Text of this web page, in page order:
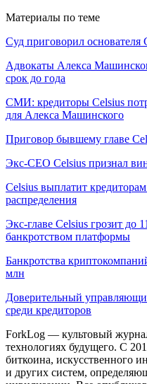
Материалы по теме
Суд приговорил
Адвокаты Алекса
срок до года
СМИ: кредиторы Celsius
для Алекса Машинского
Приговор бывшему главе
Экс-CEO Celsius признал
Celsius выплатит
распределения
Экс-главе Celsius грозит до
банкротством платформы
Банкротства
млн
Доверительный
среди кредиторов
ForkLog — культовый
технологиях будущего. С
биткоина, искусственного
и других систем,